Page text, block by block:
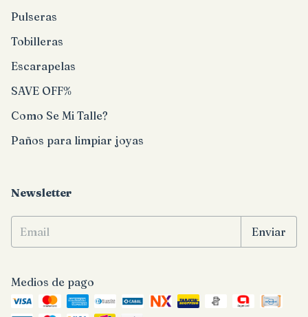
Pulseras
Tobilleras
Escarapelas
SAVE OFF%
Como Se Mi Talle?
Paños para limpiar joyas
Newsletter
Medios de pago